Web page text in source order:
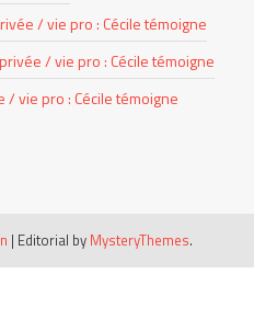
/ vie pro : Cécile témoigne
/ vie pro : Cécile témoigne
/ vie pro : Cécile témoigne
| Editorial by MysteryThemes.